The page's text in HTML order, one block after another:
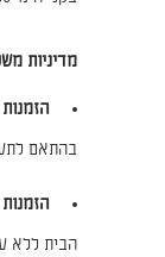
מדיניות
הזמנות
בהתאם
הזמנות מ-199
הבית ללא